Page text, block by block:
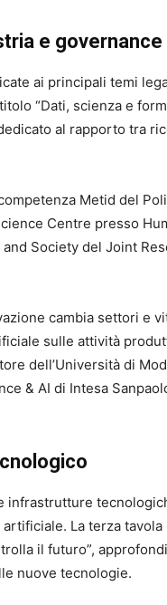
e governance
ai principali temi
“Dati, scienza e
al rapporto tra
Metid del
Centre presso
Society del Joint
cambia settori e
sulle attività
dell’Università di
& AI di Intesa
infrastrutture
La terza tavola
il futuro”,
nuove tecnologie.